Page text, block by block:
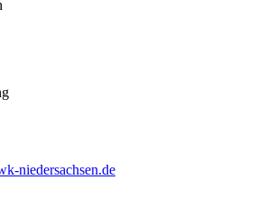
niedersachsen.de